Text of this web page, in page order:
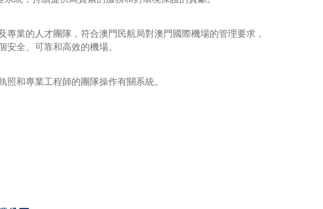
業的人才團隊，符合澳門民航局對澳門國際機場的管理要求，
全、可靠和高效的機場。
和專業工程師的團隊操作有關系統。